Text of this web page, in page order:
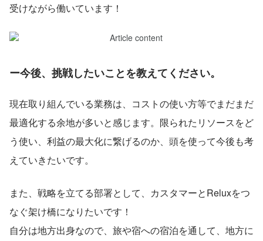
受けながら働いています！
ー今後、挑戦したいことを教えてください。
現在取り組んでいる業務は、コストの使い方等でまだまだ
最適化する余地が多いと感じます。限られたリソースをど
う使い、利益の最大化に繋げるのか、頭を使って今後も考
えていきたいです。
また、戦略を立てる部署として、カスタマーとReluxをつ
なぐ架け橋になりたいです！
自分は地方出身なので、旅や宿への宿泊を通して、地方に